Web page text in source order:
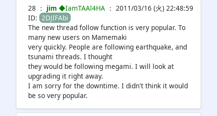
28 ： jim ◆IamTAAl4HA ： 2011/03/16 (火) 22:48:59
ID: 2DJIFAbi
The new thread follow function is very popular. To
many new users on Mamemaki
very quickly. People are following earthquake, and
tsunami threads. I thought
they would be following megami. I will look at
upgrading it right away.
I am sorry for the downtime. I didn't think it would
be so very popular.